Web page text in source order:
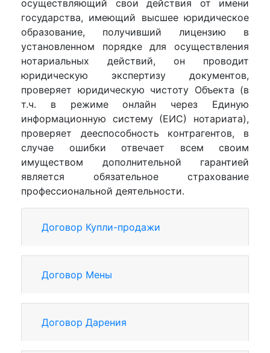
осуществляющий свои действия от имени
государства, имеющий высшее юридическое
образование, получивший лицензию в
установленном порядке для осуществления
нотариальных действий, он проводит
юридическую экспертизу документов,
проверяет юридическую чистоту Объекта (в
т.ч. в режиме онлайн через Единую
информационную систему (ЕИС) нотариата),
проверяет дееспособность контрагентов, в
случае ошибки отвечает всем своим
имуществом дополнительной гарантией
является обязательное страхование
профессиональной деятельности.
Договор Купли-продажи
Договор Мены
Договор Дарения